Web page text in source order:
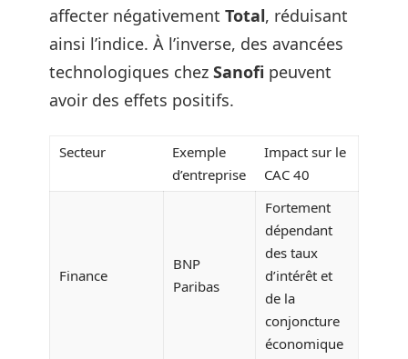
affecter négativement Total, réduisant
ainsi l’indice. À l’inverse, des avancées
technologiques chez Sanofi peuvent
avoir des effets positifs.
Secteur
Exemple
d’entreprise
Impact sur le
CAC 40
Finance
BNP
Paribas
Fortement
dépendant
des taux
d’intérêt et
de la
conjoncture
économique